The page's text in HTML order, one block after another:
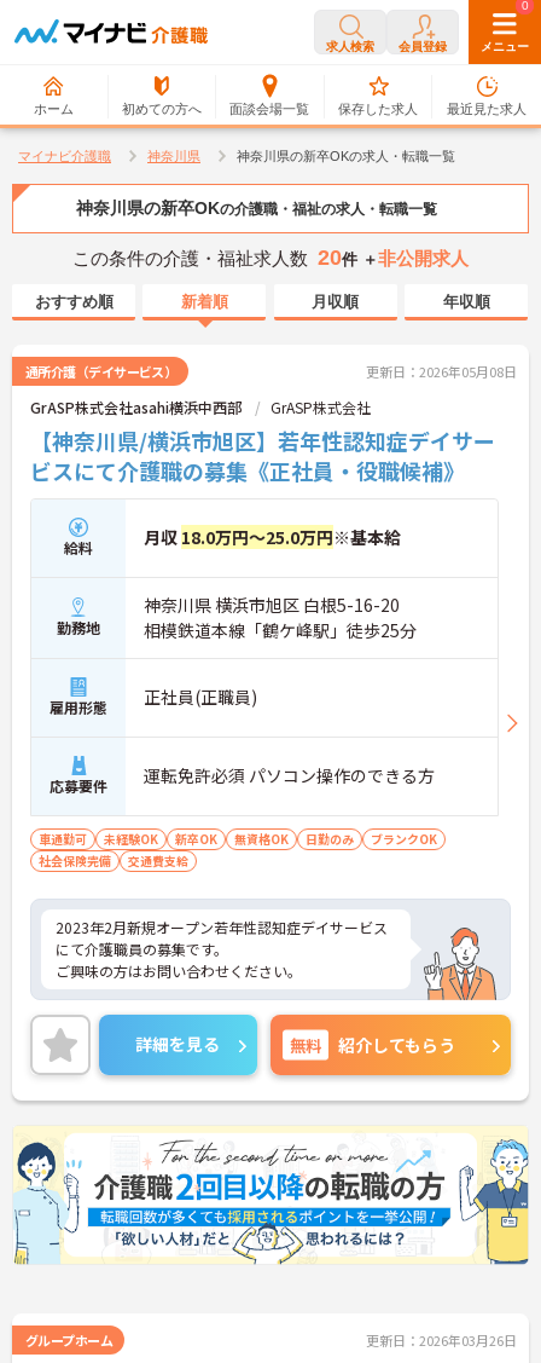
求人検索 会員登録 メニュー
ホーム 初めての方へ 面談会場一覧
0
保存した求人
0
最近見た求人
マイナビ介護職 神奈川県 神奈川県の新卒OKの求人・転職一覧
神奈川県の新卒OKの介護職・福祉の求人・転職一覧
この条件の介護・福祉求人数 20件 ＋非公開求人
おすすめ順 新着順 月収順 年収順
通所介護（デイサービス） 更新日：2026年05月08日
GrASP株式会社asahi横浜中西部 GrASP株式会社
【神奈川県/横浜市旭区】若年性認知症デイサー
ビスにて介護職の募集《正社員・役職候補》
給料 月収 18.0万円～25.0万円※基本給
勤務地
神奈川県 横浜市旭区 白根5-16-20
相模鉄道本線「鶴ケ峰駅」徒歩25分
雇用形態 正社員(正職員)
応募要件 運転免許必須 パソコン操作のできる方
車通勤可 未経験OK 新卒OK 無資格OK 日勤のみ
ブランクOK
社会保険完備
交通費支給
2023年2月新規オープン若年性認知症デイサービス
にて介護職員の募集です。
ご興味の方はお問い合わせください。
詳細を見る 無料 紹介してもらう
グループホーム 更新日：2026年03月26日